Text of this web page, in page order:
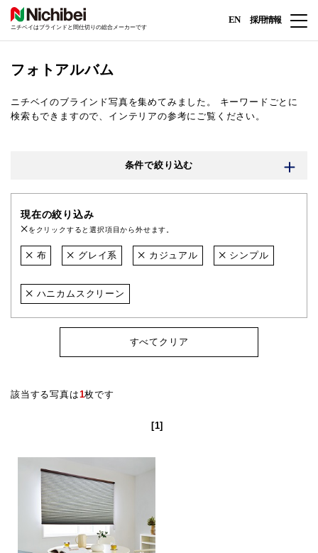
ニチベイはブラインドと間仕切りの総合メーカーです
EN 採用情報
フォトアルバム
ニチベイのブラインド写真を集めてみました。
キーワードごとに
検索もできますので、インテリアの参考にご覧ください。
条件で絞り込む
現在の絞り込み
をクリックすると選択項目から外せます。
布 グレイ系 カジュアル シンプル
ハニカムスクリーン
すべてクリア
該当する写真は1枚です
[1]